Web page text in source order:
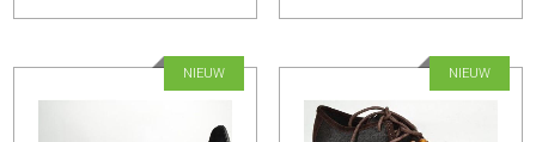
NIEUW NIEUW